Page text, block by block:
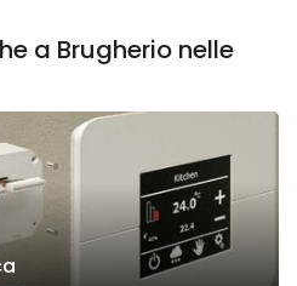
a Brugherio nelle